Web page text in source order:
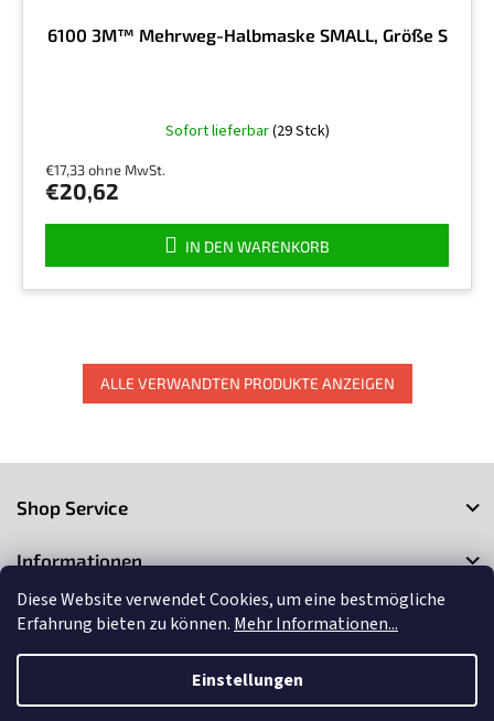
Diese Website verwendet Cookies, um eine bestmögliche
Erfahrung bieten zu können. Mehr Informationen...
Einstellungen
6100 3M™ Mehrweg-Halbmaske SMALL, Größe S
Sofort lieferbar(29 Stck)
€17,33 ohne MwSt.
€20,62
IN DEN WARENKORB
ALLE VERWANDTEN PRODUKTE ANZEIGEN
e
Shop Service
Informationen
Kontakt
Copyright 20263Market. Alle Rechte vorbehalten.Cookie-